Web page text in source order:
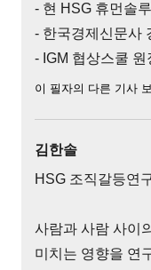
- 현 HSG 휴먼솔
- 한국경제신문사
- IGM 협상스쿨 원
이 필자의 다른 기사
김한솔
HSG 조직갈등연
사람과 사람 사이
미치는 영향을 연